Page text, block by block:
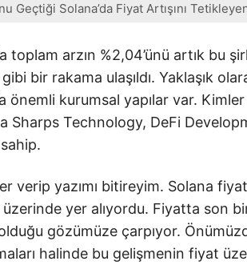
Geçtiği Solana’da Fiyat Artışını
toplam arzın %2,04’ünü artık bu
bir rakama ulaşıldı. Yaklaşık
önemli kurumsal yapılar var.
Sharps Technology, DeFi
yazımı bitireyim. Solana fiyatı
yer alıyordu. Fiyatta son
gözümüze çarpıyor.
halinde bu gelişmenin fiyat